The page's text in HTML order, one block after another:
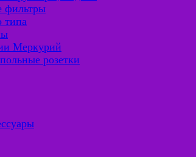
фильтры
типа
Меркурий
розетки